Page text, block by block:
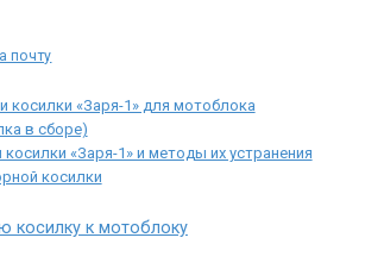
почту
косилки «Заря-1» для мотоблока
в сборе)
«Заря-1» и методы их устранения
косилки
косилку к мотоблоку